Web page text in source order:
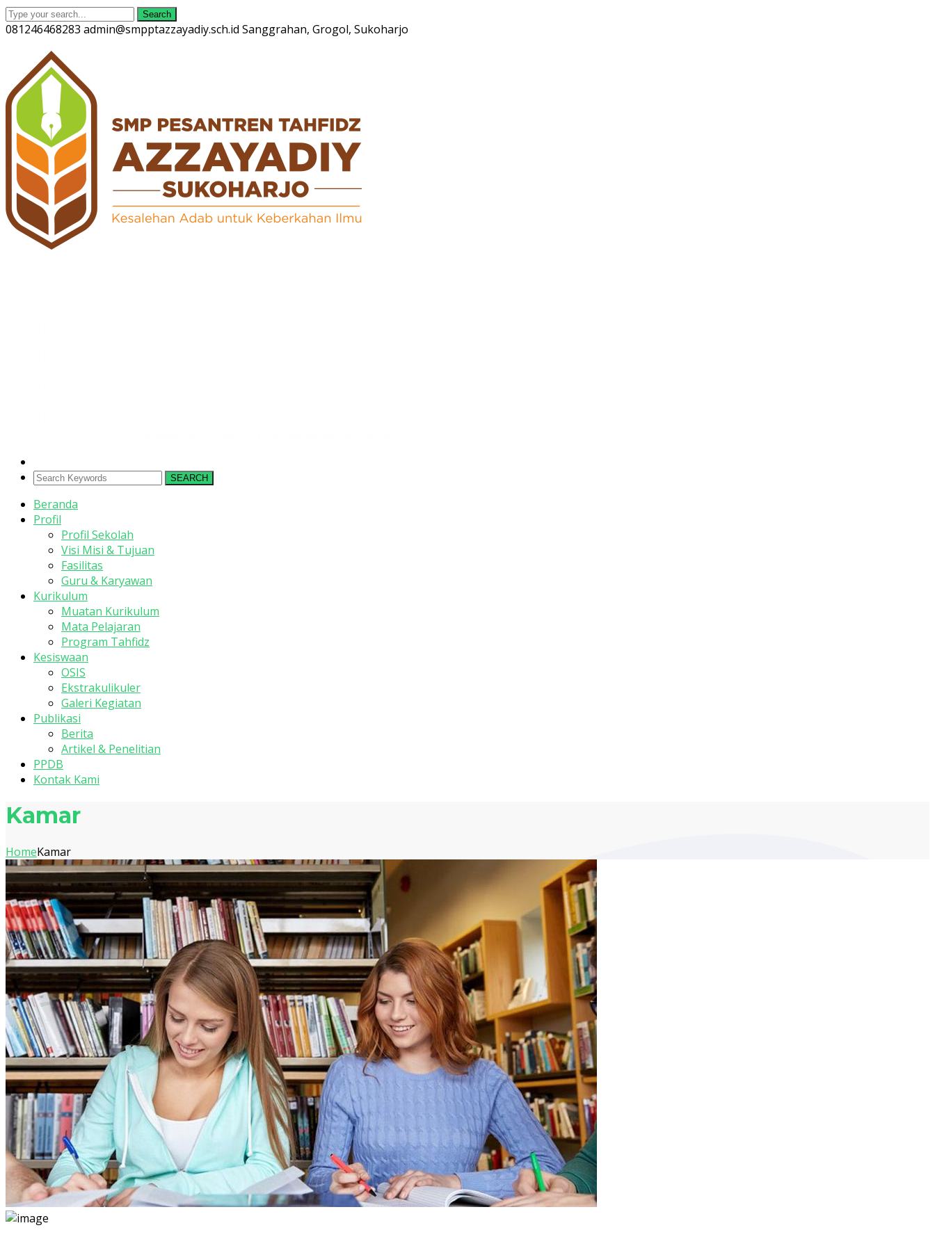
Search
081246468283 admin@smpptazzayadiy.sch.id Sanggrahan, Grogol, Sukoharjo
SEARCH
Beranda
Profil
Profil Sekolah
Visi Misi & Tujuan
Fasilitas
Guru & Karyawan
Kurikulum
Muatan Kurikulum
Mata Pelajaran
Program Tahfidz
Kesiswaan
OSIS
Ekstrakulikuler
Galeri Kegiatan
Publikasi
Berita
Artikel & Penelitian
PPDB
Kontak Kami
Kamar
HomeKamar